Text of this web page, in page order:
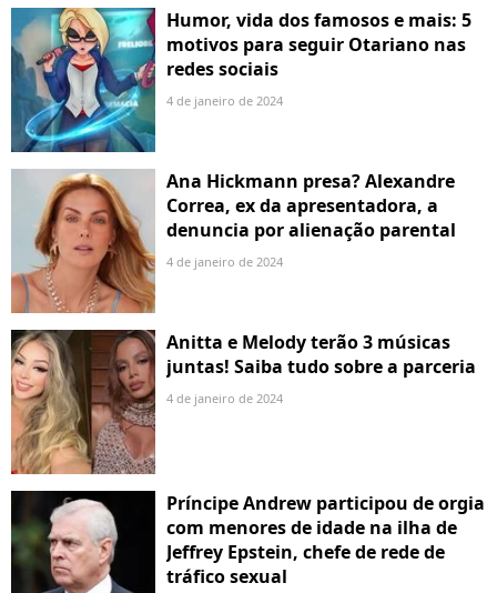
Humor, vida dos famosos e mais: 5
motivos para seguir Otariano nas
redes sociais
4 de janeiro de 2024
Ana Hickmann presa? Alexandre
Correa, ex da apresentadora, a
denuncia por alienação parental
4 de janeiro de 2024
Anitta e Melody terão 3 músicas
juntas! Saiba tudo sobre a parceria
4 de janeiro de 2024
Príncipe Andrew participou de orgia
com menores de idade na ilha de
Jeffrey Epstein, chefe de rede de
tráfico sexual